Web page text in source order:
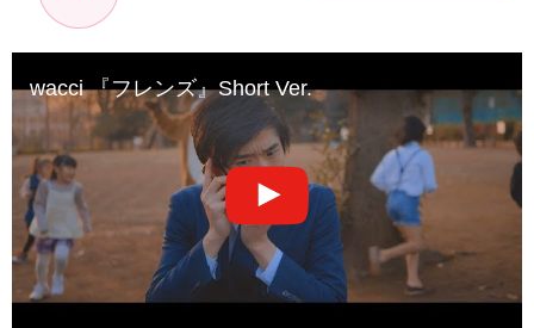
wacci 『フレンズ』Short Ver.